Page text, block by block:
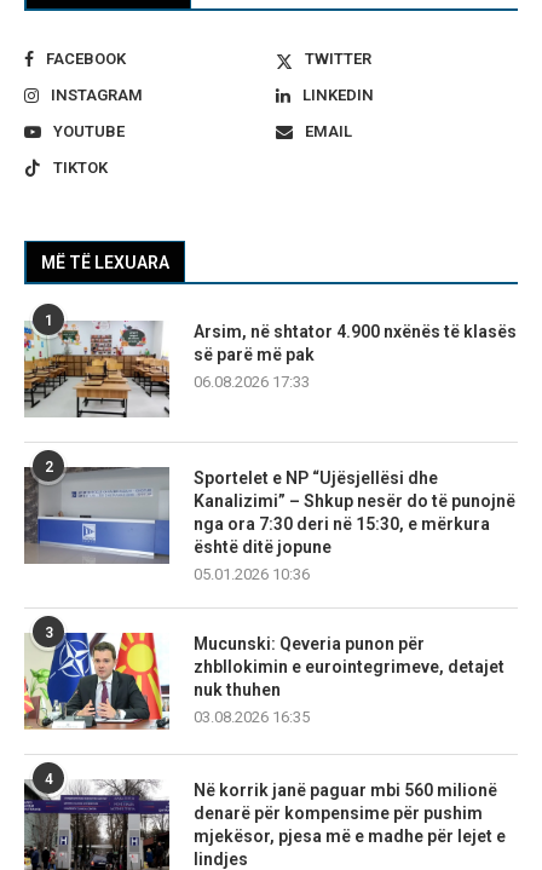
FACEBOOK
TWITTER
INSTAGRAM
LINKEDIN
YOUTUBE
EMAIL
TIKTOK
MË TË LEXUARA
1
Arsim, në shtator 4.900 nxënës të klasës
së parë më pak
06.08.2026 17:33
2
Sportelet e NP “Ujësjellësi dhe
Kanalizimi” – Shkup nesër do të punojnë
nga ora 7:30 deri në 15:30, e mërkura
është ditë jopune
05.01.2026 10:36
3
Mucunski: Qeveria punon për
zhbllokimin e eurointegrimeve, detajet
nuk thuhen
03.08.2026 16:35
4
Në korrik janë paguar mbi 560 milionë
denarë për kompensime për pushim
mjekësor, pjesa më e madhe për lejet e
lindjes